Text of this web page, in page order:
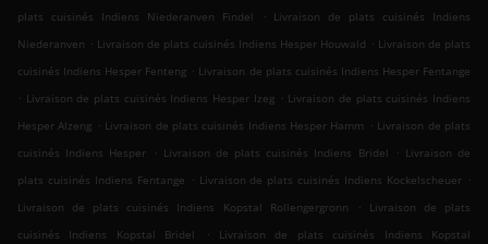
plats cuisinés Indiens Niederanven Findel
. Livraison de plats cuisinés Indiens
Niederanven . Livraison de plats cuisinés Indiens Hesper Houwald . Livraison de plats
cuisinés Indiens Hesper Fenteng . Livraison de plats cuisinés Indiens Hesper Fentange
. Livraison de plats cuisinés Indiens Hesper Izeg . Livraison de plats cuisinés Indiens
Hesper Alzeng . Livraison de plats cuisinés Indiens Hesper Hamm . Livraison de plats
cuisinés Indiens Hesper
. Livraison de plats cuisinés Indiens Bridel . Livraison de
plats cuisinés Indiens Fentange . Livraison de plats cuisinés Indiens Kockelscheuer .
Livraison de plats cuisinés Indiens Kopstal Rollengergronn
.
Livraison de plats
cuisinés Indiens Kopstal Bridel
.
Livraison de plats cuisinés Indiens Kopstal